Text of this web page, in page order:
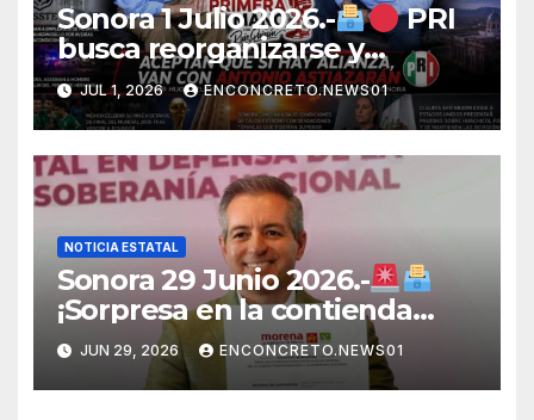
Sonora 1 Julio 2026.-
PRI
busca reorganizarse y
fortalecer una alianza
opositora rumbo a 2027 en
Sonora
JUL 1, 2026 ENCONCRETO.NEWS01
NOTICIA ESTATAL
Sonora 29 Junio 2026.-
¡Sorpresa en la contienda
rumbo a 2027! Omar Del Valle
entra de última hora a la
carrera en Sonora
JUN 29, 2026 ENCONCRETO.NEWS01